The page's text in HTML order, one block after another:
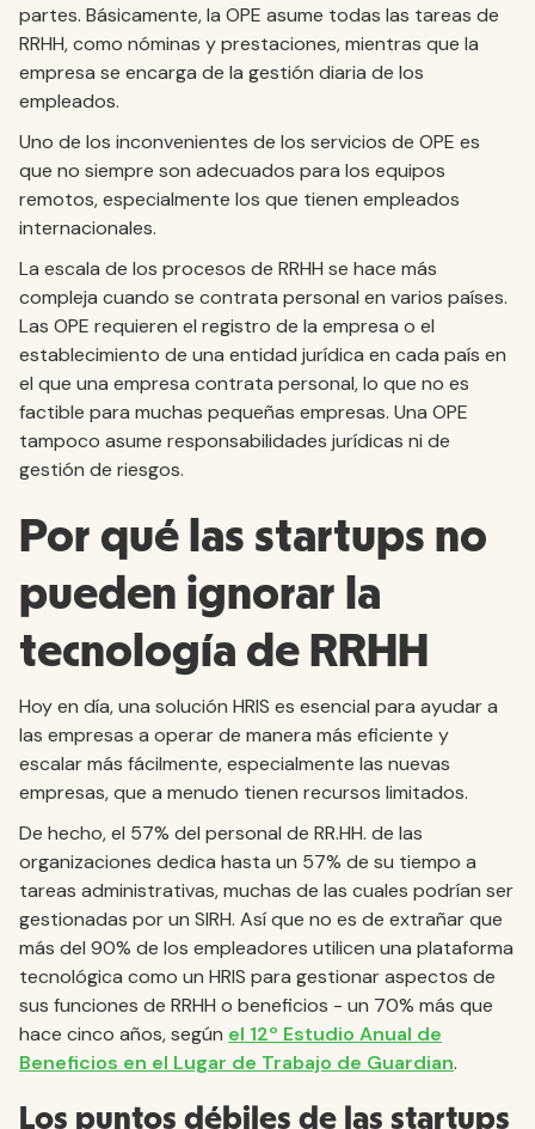
partes. Básicamente, la OPE asume todas las tareas de
RRHH, como nóminas y prestaciones, mientras que la
empresa se encarga de la gestión diaria de los
empleados.
Uno de los inconvenientes de los servicios de OPE es
que no siempre son adecuados para los equipos
remotos, especialmente los que tienen empleados
internacionales.
La escala de los procesos de RRHH se hace más
compleja cuando se contrata personal en varios países.
Las OPE requieren el registro de la empresa o el
establecimiento de una entidad jurídica en cada país en
el que una empresa contrata personal, lo que no es
factible para muchas pequeñas empresas. Una OPE
tampoco asume responsabilidades jurídicas ni de
gestión de riesgos.
Por qué las startups no
pueden ignorar la
tecnología de RRHH
Hoy en día, una solución HRIS es esencial para ayudar a
las empresas a operar de manera más eficiente y
escalar más fácilmente, especialmente las nuevas
empresas, que a menudo tienen recursos limitados.
De hecho, el 57% del personal de RR.HH. de las
organizaciones dedica hasta un 57% de su tiempo a
tareas administrativas, muchas de las cuales podrían ser
gestionadas por un SIRH. Así que no es de extrañar que
más del 90% de los empleadores utilicen una plataforma
tecnológica como un HRIS para gestionar aspectos de
sus funciones de RRHH o beneficios - un 70% más que
hace cinco años, según el 12º Estudio Anual de
Beneficios en el Lugar de Trabajo de Guardian.
Los puntos débiles de las startups